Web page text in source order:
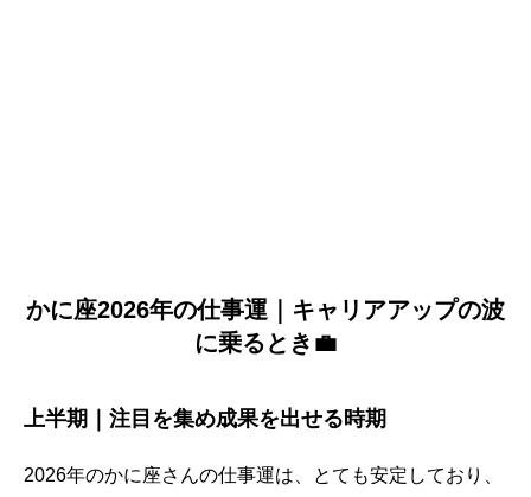
かに座2026年の仕事運｜キャリアアップの波
に乗るとき💼
上半期｜注目を集め成果を出せる時期
2026年のかに座さんの仕事運は、とても安定しており、